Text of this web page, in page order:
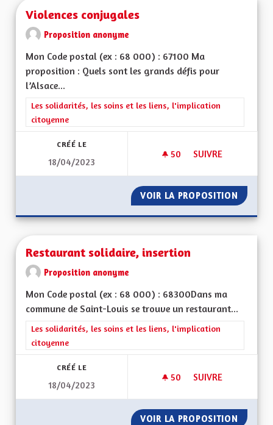
Violences conjugales
Proposition anonyme
Mon Code postal (ex : 68 000) : 67100 Ma
proposition : Quels sont les grands défis pour
l’Alsace...
Filtrer les résultats de la catégorie : Les solidarités, les soins
Les solidarités, les soins et les liens, l'implication
citoyenne
CRÉÉ LE
18/04/2023
50 50 ABONNÉS
SUIVRE
VOIR LA PROPOSITION
Restaurant solidaire, insertion
Proposition anonyme
Mon Code postal (ex : 68 000) : 68300Dans ma
commune de Saint-Louis se trouve un restaurant...
Filtrer les résultats de la catégorie : Les solidarités, les soins
Les solidarités, les soins et les liens, l'implication
citoyenne
CRÉÉ LE
18/04/2023
50 50 ABONNÉS
SUIVRE
VOIR LA PROPOSITION